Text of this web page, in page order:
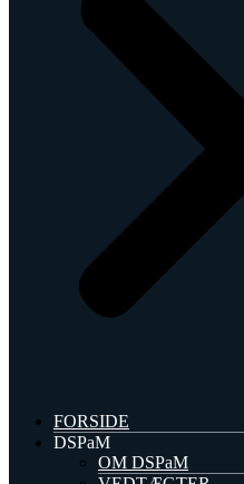
FORSIDE
DSPaM
OM DSPaM